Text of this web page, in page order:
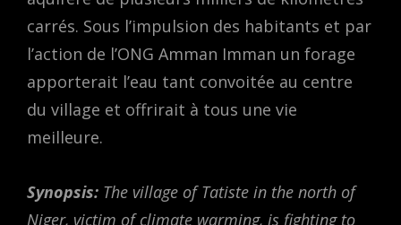
carrés. Sous l’impulsion des habitants et par
l’action de l’ONG Amman Imman un forage
apporterait l’eau tant convoitée au centre
du village et offrirait à tous une vie
meilleure.
Synopsis: The village of Tatiste in the north of
Niger, victim of climate warming, is fighting to